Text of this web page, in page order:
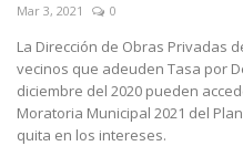
Mar 3, 2021 0
La Dirección de Obras Privadas
vecinos que adeuden Tasa por
diciembre del 2020 pueden
Moratoria Municipal 2021 del
quita en los intereses.